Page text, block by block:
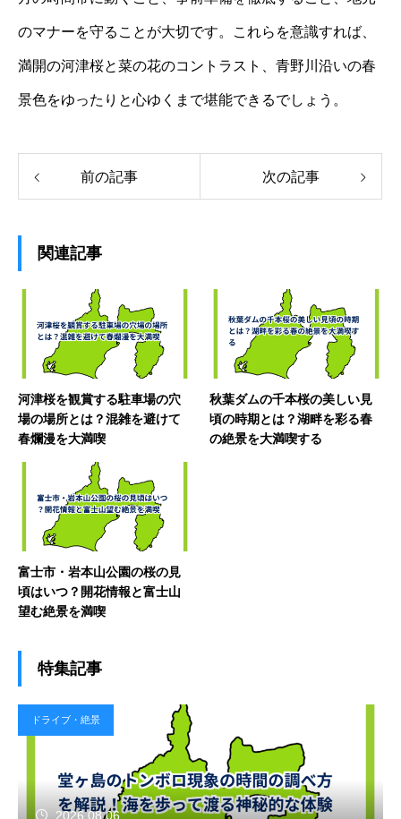
のマナーを守ることが大切です。これらを意識すれば、
満開の河津桜と菜の花のコントラスト、青野川沿いの春
景色をゆったりと心ゆくまで堪能できるでしょう。
前の記事 次の記事
関連記事
河津桜を観賞する駐車場の穴
場の場所とは？混雑を避けて
春爛漫を大満喫
秋葉ダムの千本桜の美しい見
頃の時期とは？湖畔を彩る春
の絶景を大満喫する
富士市・岩本山公園の桜の見
頃はいつ？開花情報と富士山
望む絶景を満喫
特集記事
ドライブ・絶景
2026.08.06